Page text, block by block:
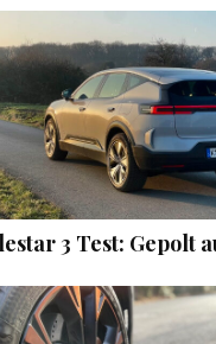
3 Test: Gepolt